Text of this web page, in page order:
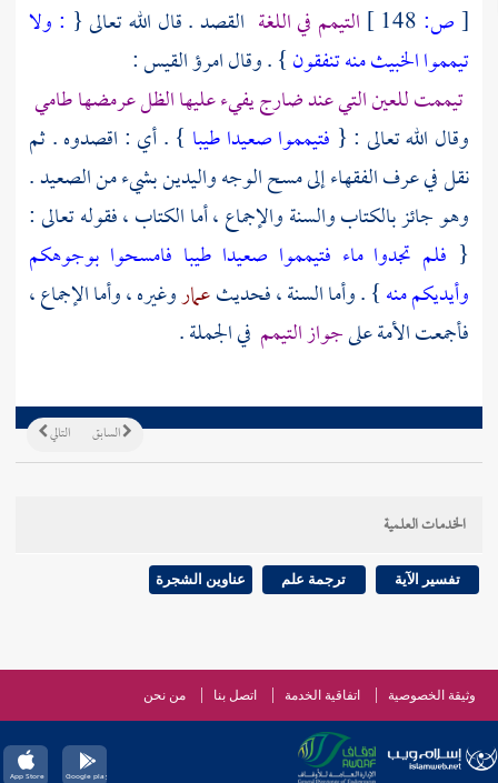
[ص: التيمم في اللغة القصد . قال الله تعالى { : ولا
تيمموا الخبيث منه تنفقون} . وقالامرؤ القيس:
تيممت للعين التي عند ضارج يفيء عليها الظل عرمضها طامي
وقال الله تعالى : { فتيمموا صعيدا طيبا } . أي : اقصدوه . ثم
نقل في عرف الفقهاء إلى مسح الوجه واليدين بشيء من الصعيد .
وهو جائز بالكتاب والسنة والإجماع ، أما الكتاب ، فقوله تعالى :
{ فلم تجدوا ماء فتيمموا صعيدا طيبا فامسحوا بوجوهكم
وأيديكم منه} . وأما السنة ، فحديثعماروغيره ، وأما الإجماع ،
فأجمعت الأمة علىجواز التيمم في الجملة .
التالي السابق
الخدمات العلمية
تفسير الآية ترجمة علم عناوين الشجرة
وثيقة الخصوصية اتفاقية الخدمة اتصل بنا من نحن